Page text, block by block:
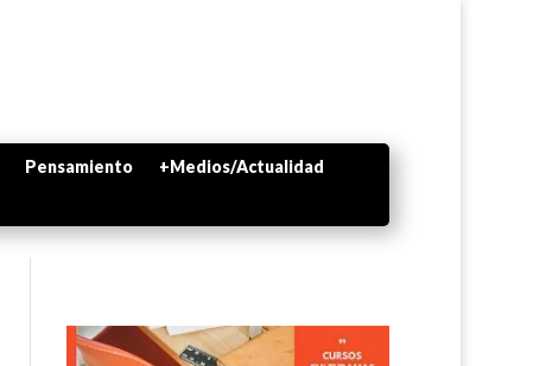
Pensamiento
+Medios/Actualidad